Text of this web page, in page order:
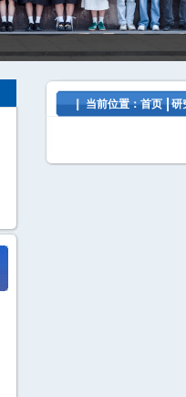
当前位置：首页 研